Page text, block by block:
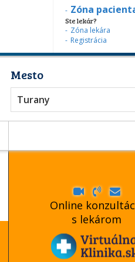
Zóna
Ste lekár?
Zóna lekára
Registrácia
Mesto
Turany
Online
s lekárom